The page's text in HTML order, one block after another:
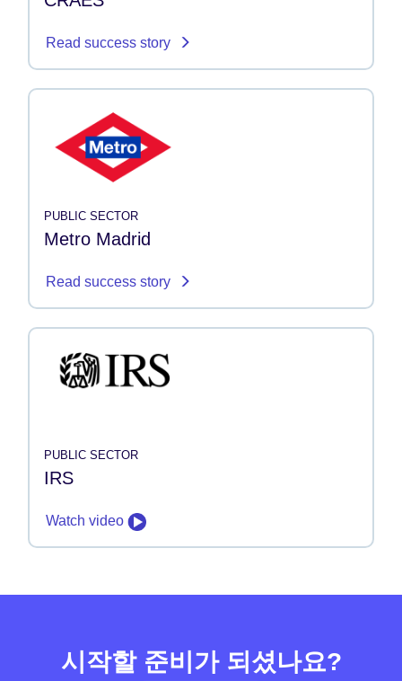
Read success story
PUBLIC SECTOR
Metro Madrid
Read success story
PUBLIC SECTOR
IRS
Watch video
시작할 준비가 되셨나요?